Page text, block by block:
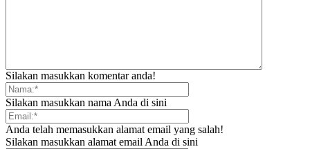
Silakan masukkan komentar anda!
Silakan masukkan nama Anda di sini
Anda telah memasukkan alamat email yang salah!
Silakan masukkan alamat email Anda di sini